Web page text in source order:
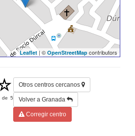
Leaflet | © OpenStreetMap contributors
de5
Otros centros cercanos
Volver a Granada
Corregir centro